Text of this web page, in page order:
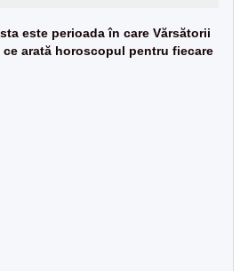
este perioada în care Vărsătorii
ce arată horoscopul pentru fiecare